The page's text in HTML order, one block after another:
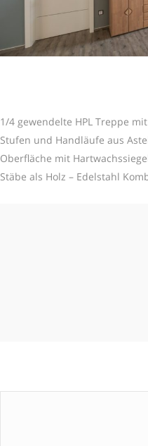
1/4 gewendelte HPL Treppe
Stufen und Handläufe aus
Oberfläche mit
Stäbe als Holz – Edelstahl